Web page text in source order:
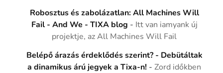
Robosztus és zabolázatlan: All Machines Will
Fail - And We - TIXA blog - Itt van iamyank új
projektje, az All Machines Will Fail
Belépő árazás érdeklődés szerint? - Debütáltak
a dinamikus árú jegyek a Tixa-n! -Zord időkben